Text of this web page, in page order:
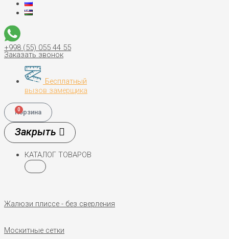
+998 (55) 055 44 55
Заказать звонок
Бесплатный
вызов замерщика
0
Корзина
КАТАЛОГ ТОВАРОВ
Жалюзи плиссе - без сверления
Москитные сетки